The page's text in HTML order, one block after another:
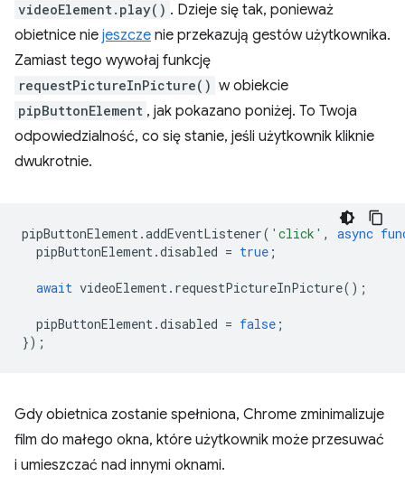
videoElement.play() . Dzieje się tak, ponieważ
obietnice nie jeszcze nie przekazują gestów użytkownika.
Zamiast tego wywołaj funkcję
requestPictureInPicture() w obiekcie
pipButtonElement , jak pokazano poniżej. To Twoja
odpowiedzialność, co się stanie, jeśli użytkownik kliknie
dwukrotnie.
pipButtonElement.addEventListener( 'click' , async
pipButtonElement.disabled = true ;
await videoElement. requestPictureInPicture();
pipButtonElement.disabled = false ;
});
Gdy obietnica zostanie spełniona, Chrome zminimalizuje
film do małego okna, które użytkownik może przesuwać
i umieszczać nad innymi oknami.